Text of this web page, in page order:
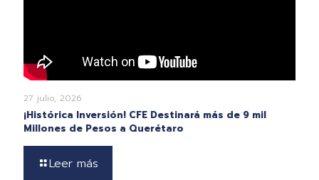
27 julio, 2026
¡Histórica Inversión! CFE Destinará más de 9 mil
Millones de Pesos a Querétaro
Leer más